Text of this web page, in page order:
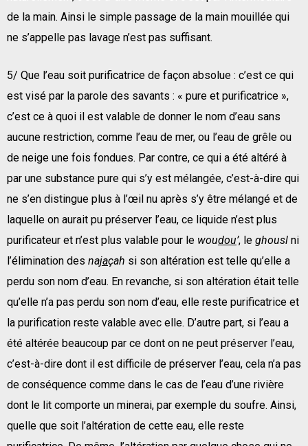
de la main. Ainsi le simple passage de la main mouillée qui
ne s’appelle pas lavage n’est pas suffisant.
5/ Que l’eau soit purificatrice de façon absolue : c’est ce qui
est visé par la parole des savants : « pure et purificatrice »,
c’est ce à quoi il est valable de donner le nom d’eau sans
aucune restriction, comme l’eau de mer, ou l’eau de grêle ou
de neige une fois fondues. Par contre, ce qui a été altéré à
par une substance pure qui s’y est mélangée, c’est-à-dire qui
ne s’en distingue plus à l’œil nu après s’y être mélangé et de
laquelle on aurait pu préserver l’eau, ce liquide n’est plus
purificateur et n’est plus valable pour le woudou’, le ghousl ni
l’élimination des najaçah si son altération est telle qu’elle a
perdu son nom d’eau. En revanche, si son altération était telle
qu’elle n’a pas perdu son nom d’eau, elle reste purificatrice et
la purification reste valable avec elle. D’autre part, si l’eau a
été altérée beaucoup par ce dont on ne peut préserver l’eau,
c’est-à-dire dont il est difficile de préserver l’eau, cela n’a pas
de conséquence comme dans le cas de l’eau d’une rivière
dont le lit comporte un minerai, par exemple du soufre. Ainsi,
quelle que soit l’altération de cette eau, elle reste